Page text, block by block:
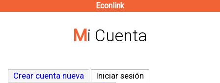
contenido
Econlink
Mi Cuenta
Crear cuenta nueva Iniciar sesión